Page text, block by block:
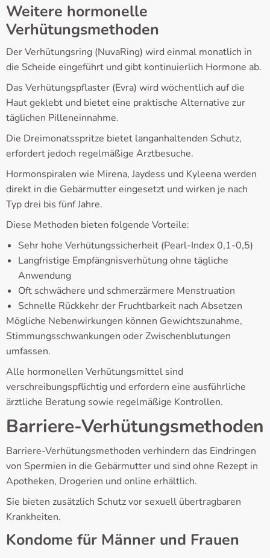
Weitere hormonelle
Verhütungsmethoden
Der Verhütungsring (NuvaRing) wird einmal monatlich in
die Scheide eingeführt und gibt kontinuierlich Hormone ab.
Das Verhütungspflaster (Evra) wird wöchentlich auf die
Haut geklebt und bietet eine praktische Alternative zur
täglichen Pilleneinnahme.
Die Dreimonatsspritze bietet langanhaltenden Schutz,
erfordert jedoch regelmäßige Arztbesuche.
Hormonspiralen wie Mirena, Jaydess und Kyleena werden
direkt in die Gebärmutter eingesetzt und wirken je nach
Typ drei bis fünf Jahre.
Diese Methoden bieten folgende Vorteile:
Sehr hohe Verhütungssicherheit (Pearl-Index 0,1-0,5)
Langfristige Empfängnisverhütung ohne tägliche
Anwendung
Oft schwächere und schmerzärmere Menstruation
Schnelle Rückkehr der Fruchtbarkeit nach Absetzen
Mögliche Nebenwirkungen können Gewichtszunahme,
Stimmungsschwankungen oder Zwischenblutungen
umfassen.
Alle hormonellen Verhütungsmittel sind
verschreibungspflichtig und erfordern eine ausführliche
ärztliche Beratung sowie regelmäßige Kontrollen.
Barriere-Verhütungsmethoden
Barriere-Verhütungsmethoden verhindern das Eindringen
von Spermien in die Gebärmutter und sind ohne Rezept in
Apotheken, Drogerien und online erhältlich.
Sie bieten zusätzlich Schutz vor sexuell übertragbaren
Krankheiten.
Kondome für Männer und Frauen